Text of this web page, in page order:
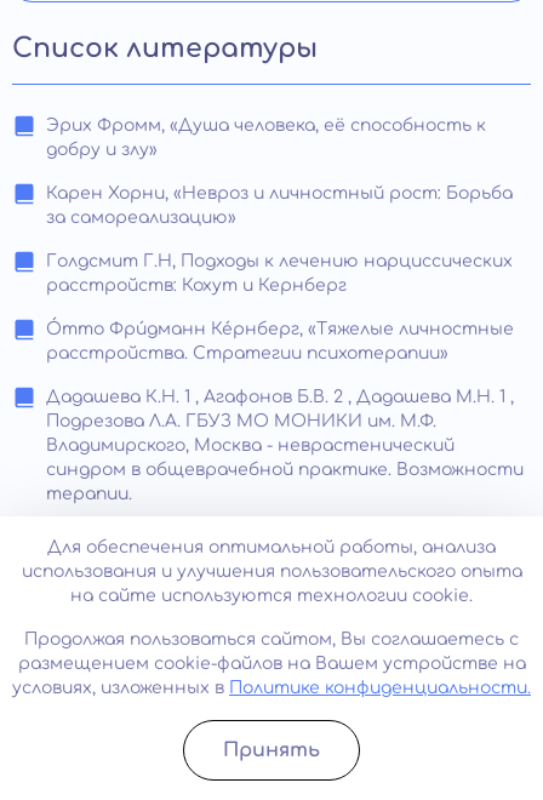
Список литературы
Эрих Фромм, «Душа человека, её способность к
добру и злу»
Карен Хорни, «Невроз и личностный рост: Борьба
за самореализацию»
Голдсмит Г.Н, Подходы к лечению нарциссических
расстройств: Кохут и Кернберг
О́тто Фри́дманн Ке́рнберг, «Тяжелые личностные
расстройства. Стратегии психотерапии»
Дадашева К.Н. 1 , Агафонов Б.В. 2 , Дадашева М.Н. 1 ,
Подрезова Л.А. ГБУЗ МО МОНИКИ им. М.Ф.
Владимирского, Москва - неврастенический
синдром в общеврачебной практике. Возможности
терапии.
Мак-Вильямс Н., размышления о шизоидной
динамике
Т.А. Солохина, проф. В.С. Ястребов, Л.С. Шевченко -
Модель организации социально-психологической
помощи пациентам, страдающим шизофренией.
Записатьcя
Для обеспечения оптимальной работы, анализа
использования и улучшения пользовательского опыта
на сайте используются технологии cookie.
Продолжая пользоваться сайтом, Вы соглашаетесь с
размещением cookie-файлов на Вашем устройстве на
условиях, изложенных в
Политике конфиденциальности.
Принять